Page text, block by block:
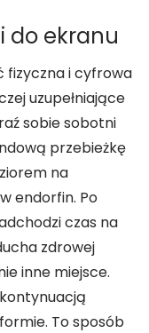
do ekranu
fizyczna i cyfrowa
uzupełniające
sobie sobotni
przebieżkę
na
endorfin. Po
czas na
zdrowej
inne miejsce.
To sposób